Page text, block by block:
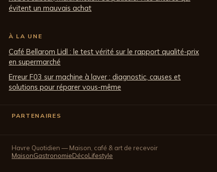
évitent un mauvais achat
À LA UNE
Café Bellarom Lidl : le test vérité sur le rapport qualité-prix
en supermarché
Erreur F03 sur machine à laver : diagnostic, causes et
solutions pour réparer vous-même
PARTENAIRES
Havre Quotidien — Maison, café & art de recevoir
MaisonGastronomieDécoLifestyle